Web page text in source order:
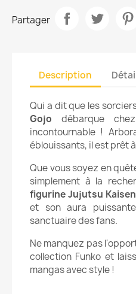
Partager
Description
Qui a dit que les
Gojo débarque
incontournable !
éblouissants, il est prêt
Que vous soyez en
simplement à la
figurine Jujutsu Kaisen
et son aura
sanctuaire des fans.
Ne manquez pas
collection Funko et
mangas avec style !